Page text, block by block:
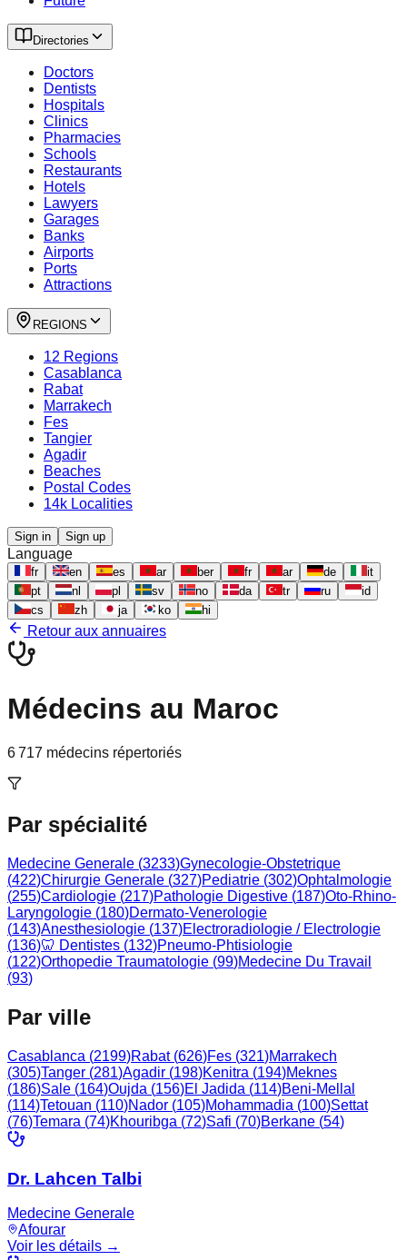
Directories
Doctors
Dentists
Hospitals
Clinics
Pharmacies
Schools
Restaurants
Hotels
Lawyers
Garages
Banks
Airports
Ports
Attractions
REGIONS
12 Regions
Casablanca
Rabat
Marrakech
Fes
Tangier
Agadir
Beaches
Postal Codes
14k Localities
Sign in Sign up
Language
fr en es ar ber fr ar de
it
pt
nl pl sv no da tr ru
id
cs
zh ja ko hi
Retour aux annuaires
Médecins au Maroc
6 717 médecins répertoriés
Par spécialité
Medecine Generale (3233)Gynecologie-Obstetrique
(422)Chirurgie Generale (327)Pediatrie (302)Ophtalmologie
(255)Cardiologie (217)Pathologie Digestive (187)Oto-Rhino-
Laryngologie (180)Dermato-Venerologie
(143)Anesthesiologie (137)Electroradiologie / Electrologie
(136)🦷 Dentistes (132)Pneumo-Phtisiologie
(122)Orthopedie Traumatologie (99)Medecine Du Travail
(93)
Par ville
Casablanca (2199)Rabat (626)Fes (321)Marrakech
(305)Tanger (281)Agadir (198)Kenitra (194)Meknes
(186)Sale (164)Oujda (156)El Jadida (114)Beni-Mellal
(114)Tetouan (110)Nador (105)Mohammadia (100)Settat
(76)Temara (74)Khouribga (72)Safi (70)Berkane (54)
Dr. Lahcen Talbi
Medecine Generale
Afourar
Voir les détails →